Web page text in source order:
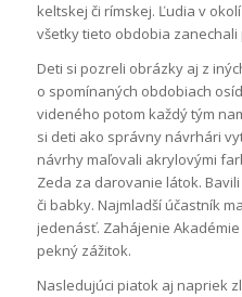
keltskej či rímskej. Ľudia v
všetky tieto obdobia zanechali
Deti si pozreli obrázky aj z
o spomínaných obdobiach
videného potom každý tým
si deti ako správny návrhári
návrhy maľovali akrylovými
Zeda za darovanie látok.
či babky. Najmladší účastník
jedenásť. Zahájenie
pekný zážitok.
Nasledujúci piatok aj napriek